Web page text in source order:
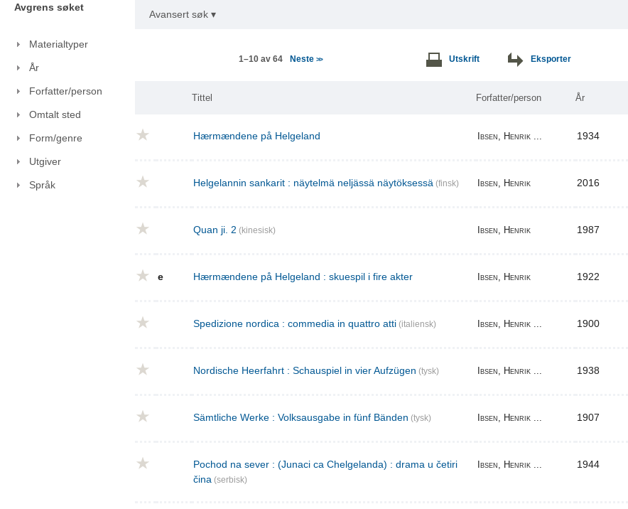
Avgrens søket
Materialtyper
År
Forfatter/person
Omtalt sted
Form/genre
Utgiver
Språk
Avansert søk ▾
1–10 av 64 Neste>> Utskrift Eksporter
Tittel Forfatter/person År
Hærmændene på Helgeland Ibsen, Henrik ... 1934
Helgelannin sankarit : näytelmä neljässä näytöksessä (finsk) Ibsen, Henrik 2016
Quan ji. 2 (kinesisk) Ibsen, Henrik 1987
e Hærmændene på Helgeland : skuespil i fire akter Ibsen, Henrik 1922
Spedizione nordica : commedia in quattro atti (italiensk) Ibsen, Henrik ... 1900
Nordische Heerfahrt : Schauspiel in vier Aufzügen (tysk) Ibsen, Henrik ... 1938
Sämtliche Werke : Volksausgabe in fünf Bänden (tysk) Ibsen, Henrik ... 1907
Pochod na sever : (Junaci ca Chelgelanda) : drama u četiri
čina (serbisk)
Ibsen, Henrik ... 1944